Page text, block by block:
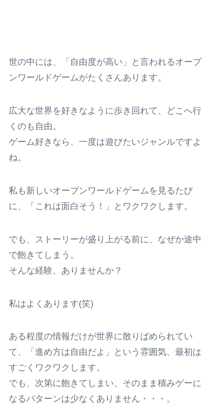
世の中には、「自由度が高い」と言われるオープ
ンワールドゲームがたくさんあります。
広大な世界を好きなように歩き回れて、どこへ行
くのも自由。
ゲーム好きなら、一度は遊びたいジャンルですよ
ね。
私も新しいオープンワールドゲームを見るたび
に、「これは面白そう！」とワクワクします。
でも、ストーリーが盛り上がる前に、なぜか途中
で飽きてしまう。
そんな経験、ありませんか？
私はよくあります(笑)
ある程度の情報だけが世界に散りばめられてい
て、「進め方は自由だよ」という雰囲気、最初は
すごくワクワクします。
でも、次第に飽きてしまい、そのまま積みゲーに
なるパターンは少なくありません・・・。